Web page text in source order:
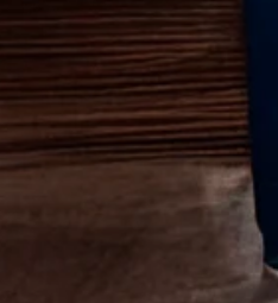
de først finder vej
med ro, varme
hjem og
Det er vigtigt at
varer undgås, og så
eller bygninger.